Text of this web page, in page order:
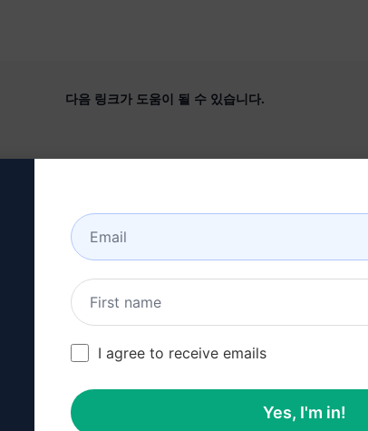
다음 링크가 도움이 될 수 있습니다.
회사
산업 분야 (en)
제너레이티브 AI
솔로 요금제 (en)
팀 요금제 (en)
블로그 (en)
도움말 센터
상태 (en)
I agree to receive emails
Yes, I'm in!